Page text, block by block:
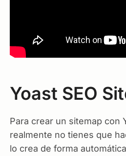
Yoast SEO
Para crear un sitemap con
realmente no tienes que
lo crea de forma